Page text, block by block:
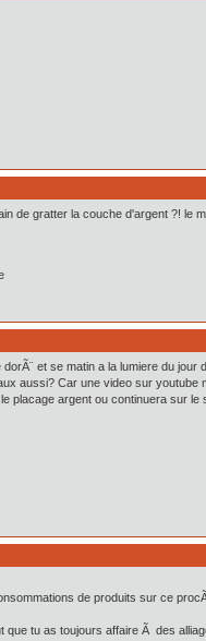
de gratter la couche d'argent ?!
et se matin a la lumiere du
aussi? Car une video sur
placage argent ou continuera sur le
de produits sur ce
tu as toujours affaire Ã des